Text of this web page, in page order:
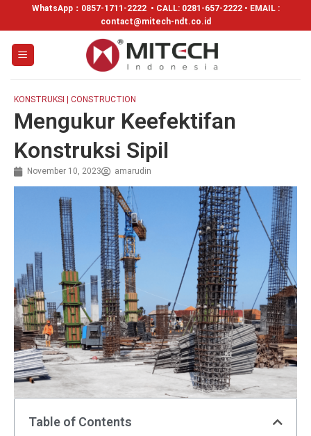
WhatsApp： 0857-1711-2222 • CALL: 0281-657-2222 • EMAIL :
contact@mitech-ndt.co.id
KONSTRUKSI | CONSTRUCTION
Mengukur Keefektifan
Konstruksi Sipil
November 10, 2023 amarudin
Table of Contents